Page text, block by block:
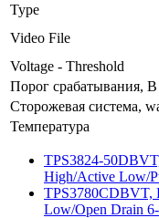
Type
Video File
Voltage - Threshold
Порог срабатывания, В
Сторожевая система,
Температура
TPS3824-
High/Active Low/
TPS3780CDBVT,
Low/Open Drain